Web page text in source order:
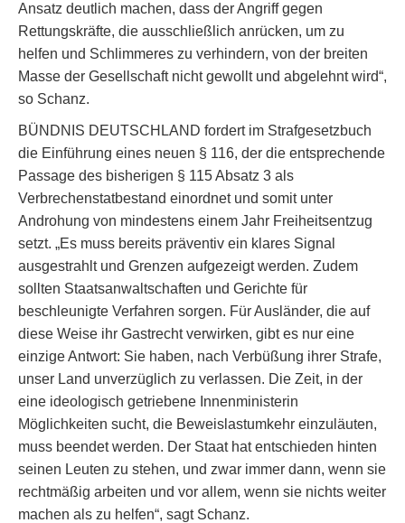
Ansatz deutlich machen, dass der Angriff gegen
Rettungskräfte, die ausschließlich anrücken, um zu
helfen und Schlimmeres zu verhindern, von der breiten
Masse der Gesellschaft nicht gewollt und abgelehnt wird“,
so Schanz.
BÜNDNIS DEUTSCHLAND fordert im Strafgesetzbuch
die Einführung eines neuen § 116, der die entsprechende
Passage des bisherigen § 115 Absatz 3 als
Verbrechenstatbestand einordnet und somit unter
Androhung von mindestens einem Jahr Freiheitsentzug
setzt. „Es muss bereits präventiv ein klares Signal
ausgestrahlt und Grenzen aufgezeigt werden. Zudem
sollten Staatsanwaltschaften und Gerichte für
beschleunigte Verfahren sorgen. Für Ausländer, die auf
diese Weise ihr Gastrecht verwirken, gibt es nur eine
einzige Antwort: Sie haben, nach Verbüßung ihrer Strafe,
unser Land unverzüglich zu verlassen. Die Zeit, in der
eine ideologisch getriebene Innenministerin
Möglichkeiten sucht, die Beweislastumkehr einzuläuten,
muss beendet werden. Der Staat hat entschieden hinten
seinen Leuten zu stehen, und zwar immer dann, wenn sie
rechtmäßig arbeiten und vor allem, wenn sie nichts weiter
machen als zu helfen“, sagt Schanz.